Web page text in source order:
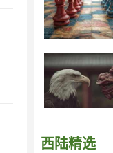
西陆精选